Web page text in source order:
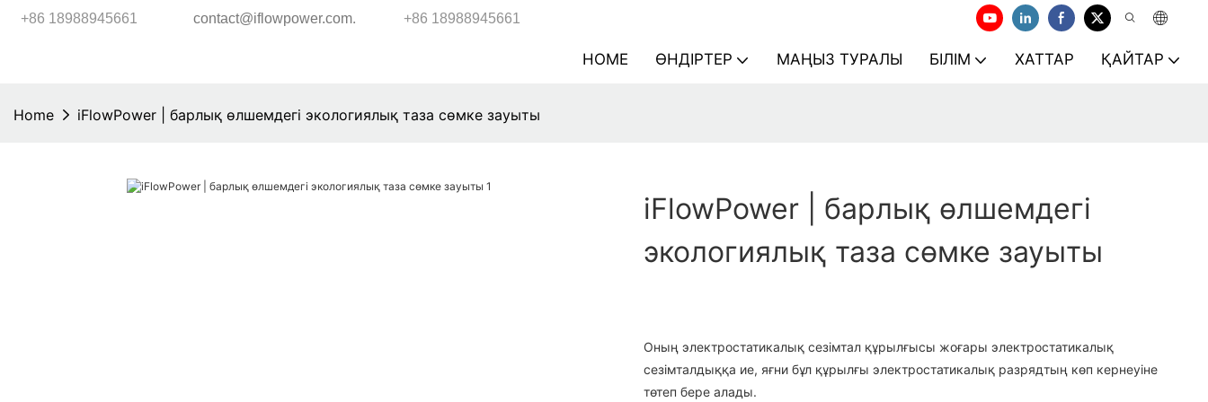
+86 18988945661 contact@iflowpower.com. +86 18988945661
HOME ӨНДІРТЕР МАҢЫЗ ТУРАЛЫ БІЛІМ ХАТТАР ҚАЙТАР
Home iFlowPower | барлық өлшемдегі экологиялық таза сөмке зауыты
iFlowPower | барлық өлшемдегі
экологиялық таза сөмке зауыты
Оның электростатикалық сезімтал құрылғысы жоғары электростатикалық
сезімталдыққа ие, яғни бұл құрылғы электростатикалық разрядтың көп кернеуіне
төтеп бере алады.